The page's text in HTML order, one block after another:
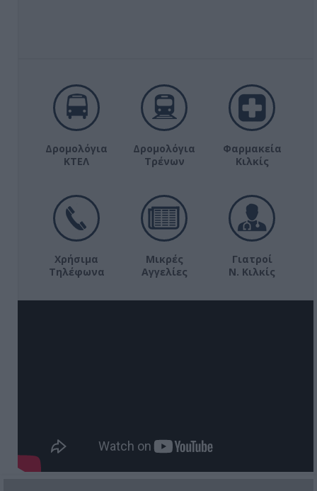
Δρομολόγια
ΚΤΕΛ
Δρομολόγια
Τρένων
Φαρμακεία
Κιλκίς
Χρήσιμα
Τηλέφωνα
Μικρές
Αγγελίες
Γιατροί
Ν. Κιλκίς